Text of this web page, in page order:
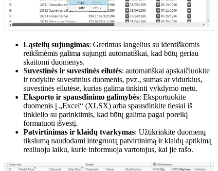
Ląstelių sujungimas: Gretimus langelius su identiškomis
reikšmėmis galima sujungti automatiškai, kad būtų geriau
skaitomi duomenys.
Suvestinės ir suvestinės eilutės: automatiškai apskaičiuokite
ir rodykite suvestinius duomenis, pvz., sumas ar vidurkius,
suvestinės eilutėse, kurias galima tinkinti vykdymo metu.
Eksporto ir spausdinimo galimybės: Eksportuokite
duomenis į „Excel“ (XLSX) arba spausdinkite tiesiai iš
tinklelio su parinktimis, kad būtų galima pagal poreikį
formatuoti išvestį.
Patvirtinimas ir klaidų tvarkymas: Užtikrinkite duomenų
tikslumą naudodami integruotą patvirtinimą ir klaidų aptikimą
realiuoju laiku, kurie informuoja vartotojus, kai jie rašo.